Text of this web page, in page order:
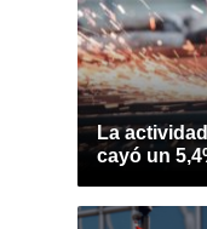
La
cayó un